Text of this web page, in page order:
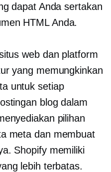
dapat Anda sertakan
HTML Anda.
web dan platform
yang memungkinkan
untuk setiap
blog dalam
pilihan
meta dan membuat
Shopify memiliki
lebih terbatas.